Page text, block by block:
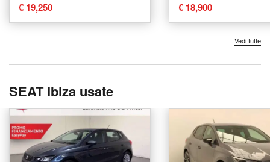
€ 19,250 € 18,900
Vedi tutte
SEAT Ibiza usate